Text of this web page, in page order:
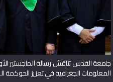
جامعة القدس تناقش رسالة الماجستير
المعلومات الجغرافية في تعزيز الحوكمة